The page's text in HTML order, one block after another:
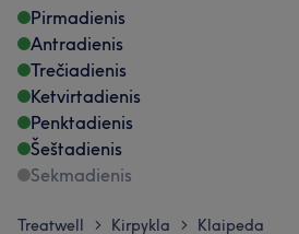
Pirmadienis
Antradienis
Trečiadienis
Ketvirtadienis
Penktadienis
Šeštadienis
Sekmadienis
Treatwell > Kirpykla > Klaipeda